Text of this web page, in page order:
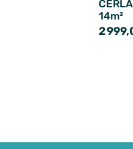
14m²
2